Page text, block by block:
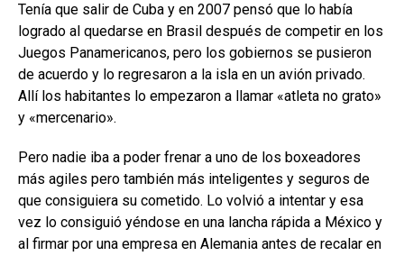
Tenía que salir de Cuba y en 2007 pensó que lo había
logrado al quedarse en Brasil después de competir en los
Juegos Panamericanos, pero los gobiernos se pusieron
de acuerdo y lo regresaron a la isla en un avión privado.
Allí los habitantes lo empezaron a llamar «atleta no grato»
y «mercenario».
Pero nadie iba a poder frenar a uno de los boxeadores
más agiles pero también más inteligentes y seguros de
que consiguiera su cometido. Lo volvió a intentar y esa
vez lo consiguió yéndose en una lancha rápida a México y
al firmar por una empresa en Alemania antes de recalar en